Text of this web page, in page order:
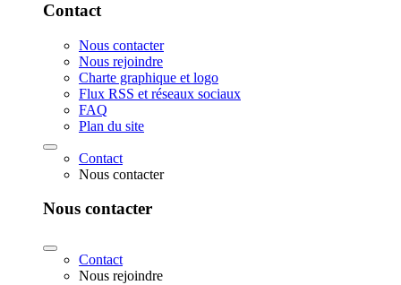
Contact
Nous contacter
Nous rejoindre
Charte graphique et logo
Flux RSS et réseaux sociaux
FAQ
Plan du site
Contact
Nous contacter
Nous contacter
Contact
Nous rejoindre